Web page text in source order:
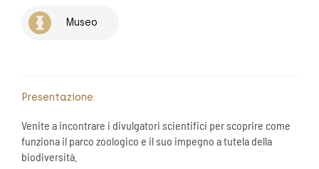
Museo
Presentazione:
Venite a incontrare i divulgatori scientifici per scoprire come
funziona il parco zoologico e il suo impegno a tutela della
biodiversità.